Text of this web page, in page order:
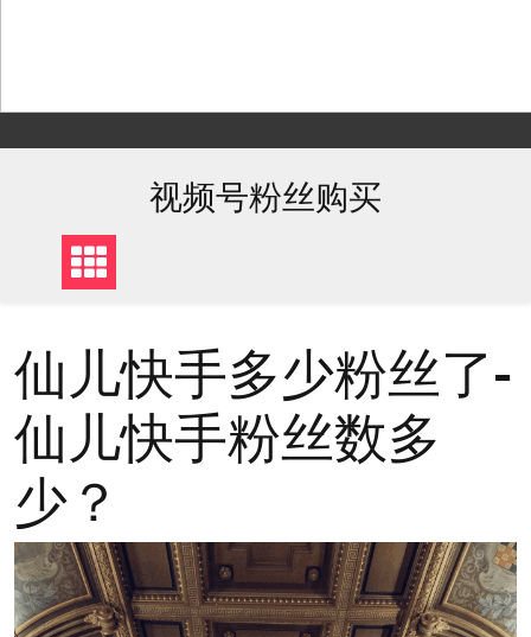
to
视频号粉丝购买
仙儿快手多少粉丝了-
仙儿快手粉丝数多
少？